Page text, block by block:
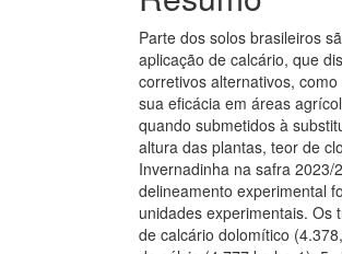
Parte dos solos brasileiros
aplicação de calcário, que
corretivos alternativos,
sua eficácia em áreas
quando submetidos à
altura das plantas, teor de
Invernadinha na safra
delineamento experimental
unidades experimentais. Os
de calcário dolomítico